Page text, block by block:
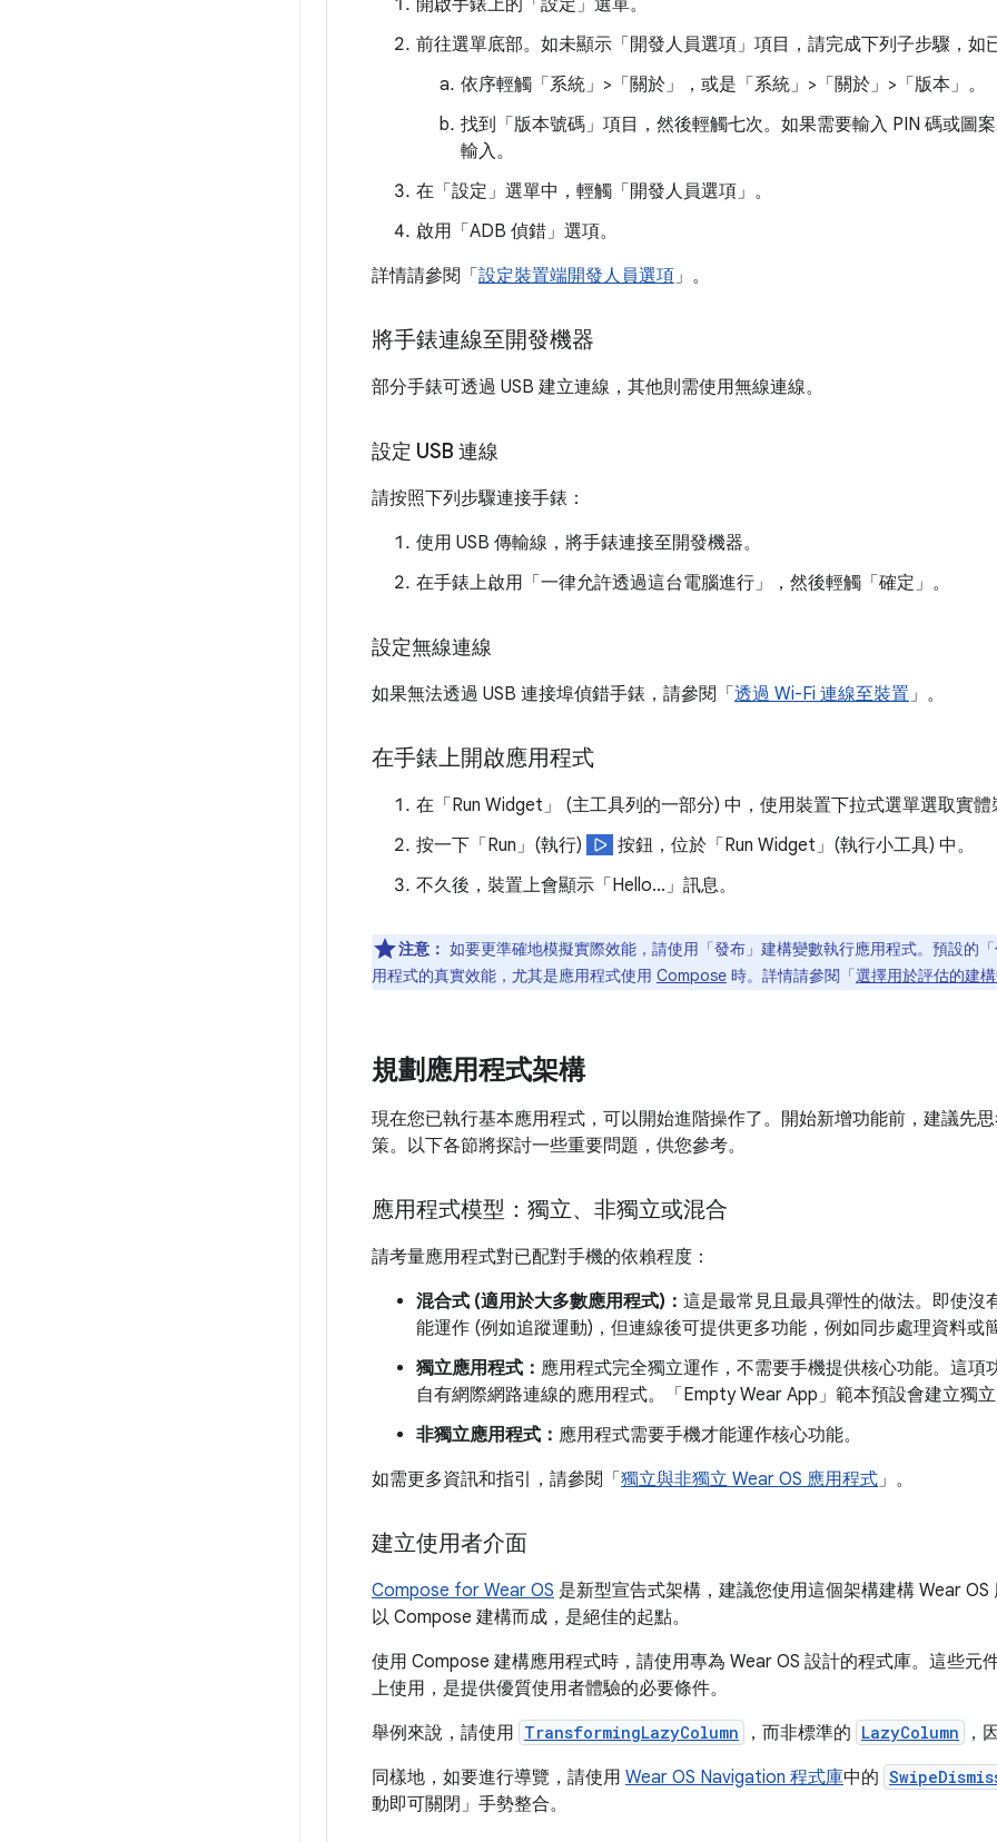
開啟手錶上的「設定」 選單。
前往選單底部。如未顯示「開發人員選項」 項目，請完成下列子步驟，如
依序輕觸「系統」>「關於」
，或是「系統」>「關於」>「版本」 。
找到「版本號碼」 項目，然後輕觸七次。如果需要輸入 PIN 碼或圖
輸入。
在「設定」 選單中，輕觸「開發人員選項」 。
啟用「ADB 偵錯」 選項。
詳情請參閱「 設定裝置端開發人員選項」。
將手錶連線至開發機器
部分手錶可透過 USB 建立連線，其他則需使用無線連線。
設定 USB 連線
請按照下列步驟連接手錶：
使用 USB 傳輸線，將手錶連接至開發機器。
在手錶上啟用「一律允許透過這台電腦進行」
，然後輕觸「確定」 。
設定無線連線
如果無法透過 USB 連接埠偵錯手錶，請參閱「 透過 Wi-Fi 連線至裝置」。
在手錶上開啟應用程式
在「Run Widget」
(主工具列的一部分) 中，使用裝置下拉式選單選取實體
按一下「Run」(執行)
按鈕，位於「Run Widget」(執行小工具) 中。
不久後，裝置上會顯示「Hello...」訊息。
注意： 如要更準確地模擬實際效能，請使用「發布」建構變數執行應用程式。預設的
用程式的真實效能，尤其是應用程式使用 Compose 時。詳情請參閱「選擇用於評估的建
規劃應用程式架構
現在您已執行基本應用程式，可以開始進階操作了。開始新增功能前，建議先
策。以下各節將探討一些重要問題，供您參考。
應用程式模型：獨立、非獨立或混合
請考量應用程式對已配對手機的依賴程度：
混合式 (適用於大多數應用程式)： 這是最常見且最具彈性的做法。即使沒
能運作 (例如追蹤運動)，但連線後可提供更多功能，例如同步處理資料或
獨立應用程式： 應用程式完全獨立運作，不需要手機提供核心功能。這項
自有網際網路連線的應用程式。「Empty Wear App」範本預設會建立獨
非獨立應用程式： 應用程式需要手機才能運作核心功能。
如需更多資訊和指引，請參閱「 獨立與非獨立 Wear OS 應用程式」。
建立使用者介面
Compose for Wear OS 是新型宣告式架構，建議您使用這個架構建構 Wear
以 Compose 建構而成，是絕佳的起點。
使用 Compose 建構應用程式時，請使用專為 Wear OS 設計的程式庫。這些元
上使用，是提供優質使用者體驗的必要條件。
舉例來說，請使用 TransformingLazyColumn ，而非標準的 LazyColumn
，
同樣地，如要進行導覽，請使用 Wear OS Navigation 程式庫中的
動即可關閉」手勢整合。